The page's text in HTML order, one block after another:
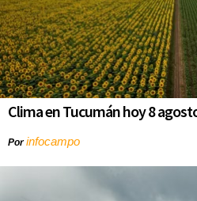
Clima en Tucumán hoy 8
Porinfocampo